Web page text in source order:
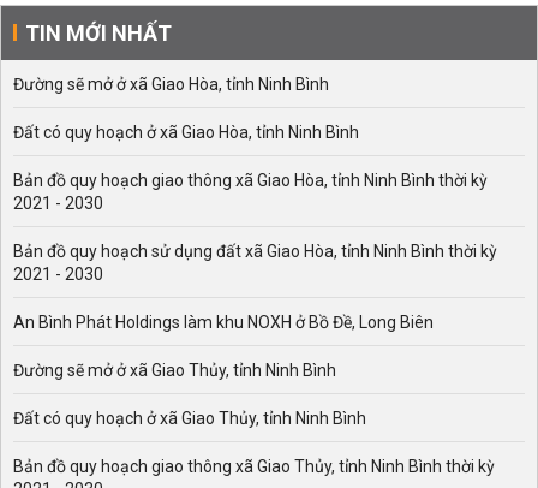
TIN MỚI NHẤT
Đường sẽ mở ở xã Giao Hòa, tỉnh Ninh Bình
Đất có quy hoạch ở xã Giao Hòa, tỉnh Ninh Bình
Bản đồ quy hoạch giao thông xã Giao Hòa, tỉnh Ninh Bình thời kỳ
2021 - 2030
Bản đồ quy hoạch sử dụng đất xã Giao Hòa, tỉnh Ninh Bình thời kỳ
2021 - 2030
An Bình Phát Holdings làm khu NOXH ở Bồ Đề, Long Biên
Đường sẽ mở ở xã Giao Thủy, tỉnh Ninh Bình
Đất có quy hoạch ở xã Giao Thủy, tỉnh Ninh Bình
Bản đồ quy hoạch giao thông xã Giao Thủy, tỉnh Ninh Bình thời kỳ